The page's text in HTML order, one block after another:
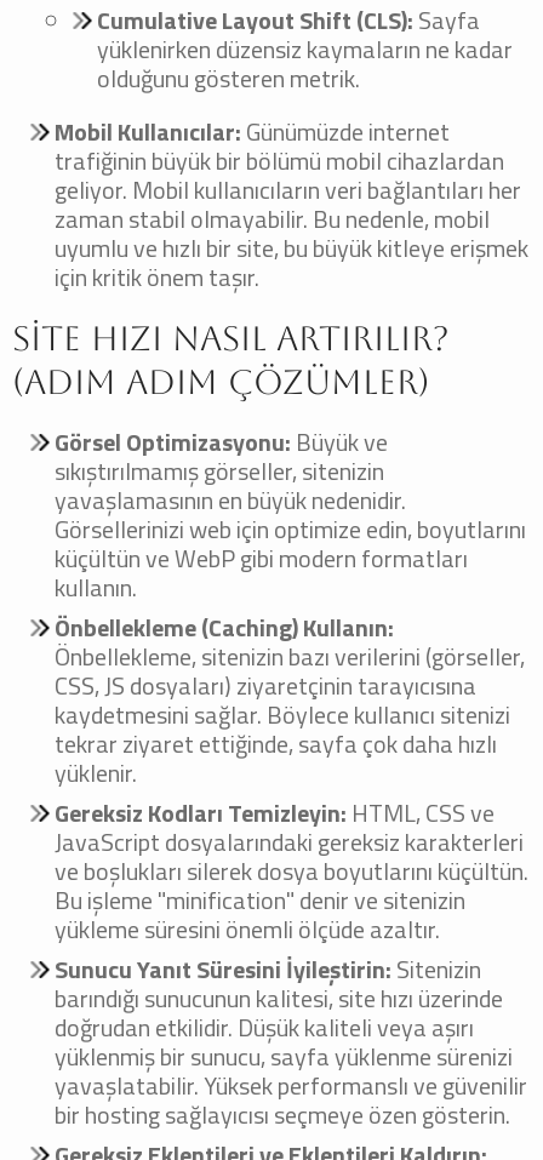
Cumulative Layout Shift (CLS):Sayfa
yüklenirken düzensiz kaymaların ne kadar
olduğunu gösteren metrik.
Mobil Kullanıcılar:Günümüzde internet
trafiğinin büyük bir bölümü mobil cihazlardan
geliyor. Mobil kullanıcıların veri bağlantıları her
zaman stabil olmayabilir. Bu nedenle, mobil
uyumlu ve hızlı bir site, bu büyük kitleye erişmek
için kritik önem taşır.
Site Hızı Nasıl Artırılır?
(Adım Adım Çözümler)
Görsel Optimizasyonu: Büyük ve
sıkıştırılmamış görseller, sitenizin
yavaşlamasının en büyük nedenidir.
Görsellerinizi web için optimize edin, boyutlarını
küçültün ve WebP gibi modern formatları
kullanın.
Önbellekleme (Caching) Kullanın:
Önbellekleme, sitenizin bazı verilerini (görseller,
CSS, JS dosyaları) ziyaretçinin tarayıcısına
kaydetmesini sağlar. Böylece kullanıcı sitenizi
tekrar ziyaret ettiğinde, sayfa çok daha hızlı
yüklenir.
Gereksiz Kodları Temizleyin: HTML, CSS ve
JavaScript dosyalarındaki gereksiz karakterleri
ve boşlukları silerek dosya boyutlarını küçültün.
Bu işleme "minification" denir ve sitenizin
yükleme süresini önemli ölçüde azaltır.
Sunucu Yanıt Süresini İyileştirin:Sitenizin
barındığı sunucunun kalitesi, site hızı üzerinde
doğrudan etkilidir. Düşük kaliteli veya aşırı
yüklenmiş bir sunucu, sayfa yüklenme sürenizi
yavaşlatabilir. Yüksek performanslı ve güvenilir
bir hosting sağlayıcısı seçmeye özen gösterin.